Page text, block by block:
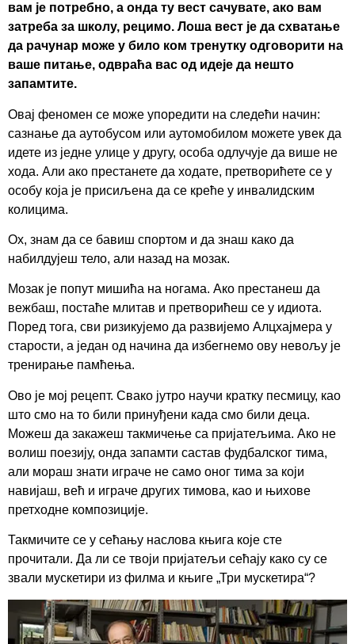
вам је потребно, а онда ту вест сачувате, ако вам
затреба за школу, рецимо. Лоша вест је да схватање
да рачунар може у било ком тренутку одговорити на
ваше питање, одвраћа вас од идеје да нешто
запамтите.
Овај феномен се може упоредити на следећи начин:
сазнање да аутобусом или аутомобилом можете увек да
идете из једне улице у другу, особа одлучује да више не
хода. Али ако престанете да ходате, претворићете се у
особу која је присиљена да се креће у инвалидским
колицима.
Ох, знам да се бавиш спортом и да знаш како да
набилдујеш тело, али назад на мозак.
Мозак је попут мишића на ногама. Ако престанеш да
вежбаш, постаће млитав и претворићеш се у идиота.
Поред тога, сви ризикујемо да развијемо Алцхајмера у
старости, а један од начина да избегнемо ову невољу је
тренирање памћења.
Ово је мој рецепт. Свако јутро научи кратку песмицу, као
што смо на то били принуђени када смо били деца.
Можеш да закажеш такмичење са пријатељима. Ако не
волиш поезију, онда запамти састав фудбалског тима,
али мораш знати играче не само оног тима за који
навијаш, већ и играче других тимова, као и њихове
претходне композиције.
Такмичите се у сећању наслова књига које сте
прочитали. Да ли се твоји пријатељи сећају како су се
звали мускетири из филма и књиге „Три мускетира“?